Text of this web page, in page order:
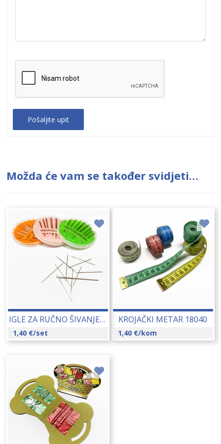
Možda će vam se također svidjeti…
IGLE ZA RUČNO ŠIVANJE 01172
1,40 €/set
KROJAČKI METAR 18040
1,40 €/kom